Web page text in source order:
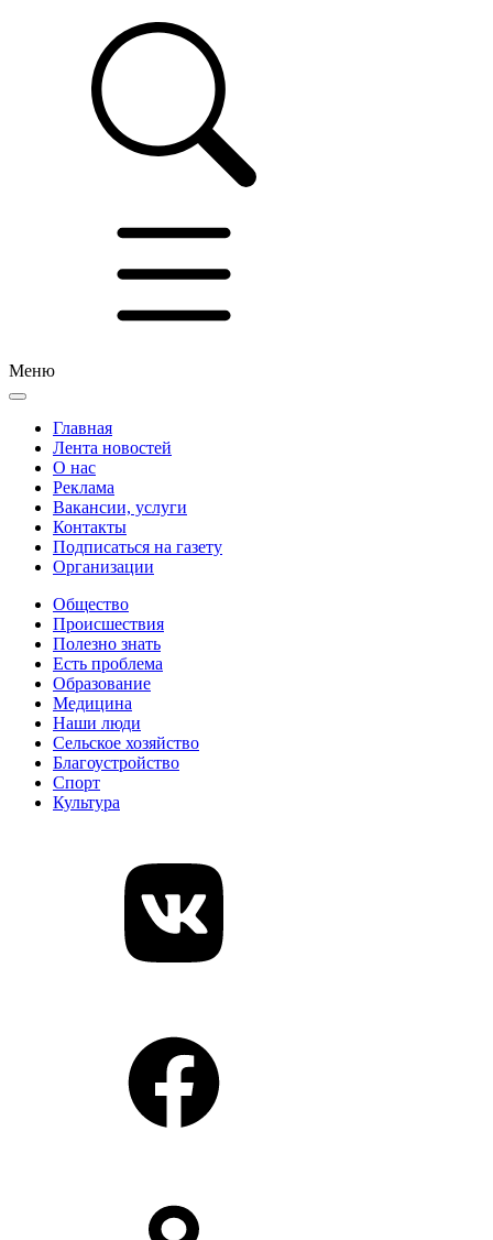
Меню
Главная
Лента новостей
О нас
Реклама
Вакансии, услуги
Контакты
Подписаться на газету
Организации
Общество
Происшествия
Полезно знать
Есть проблема
Образование
Медицина
Наши люди
Сельское хозяйство
Благоустройство
Спорт
Культура